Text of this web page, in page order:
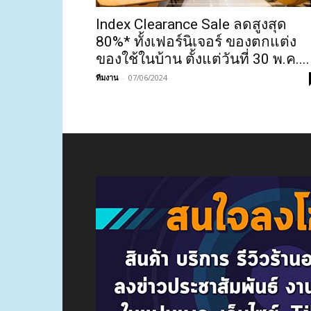
Index Clearance Sale ลดสูงสุด
80%* ทั้งเฟอร์นิเจอร์ ของตกแต่ง
ของใช้ในบ้าน ตั้งแต่วันที่ 30 พ.ค....
ทีมงาน - 07/06/2024